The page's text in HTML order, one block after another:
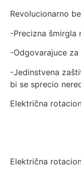
Revolucionarno
-Precizna šmirgla
-Odgovarajuce
-Jedinstvena
bi se sprecio
Električna
Električna